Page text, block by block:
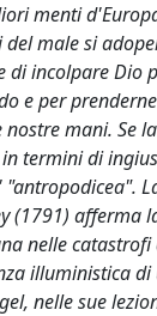
menti
del male si
di incolpare Dio
e per
mani. Se
termini di
(1791) afferma
nelle catastrofi
illuministica
nelle sue